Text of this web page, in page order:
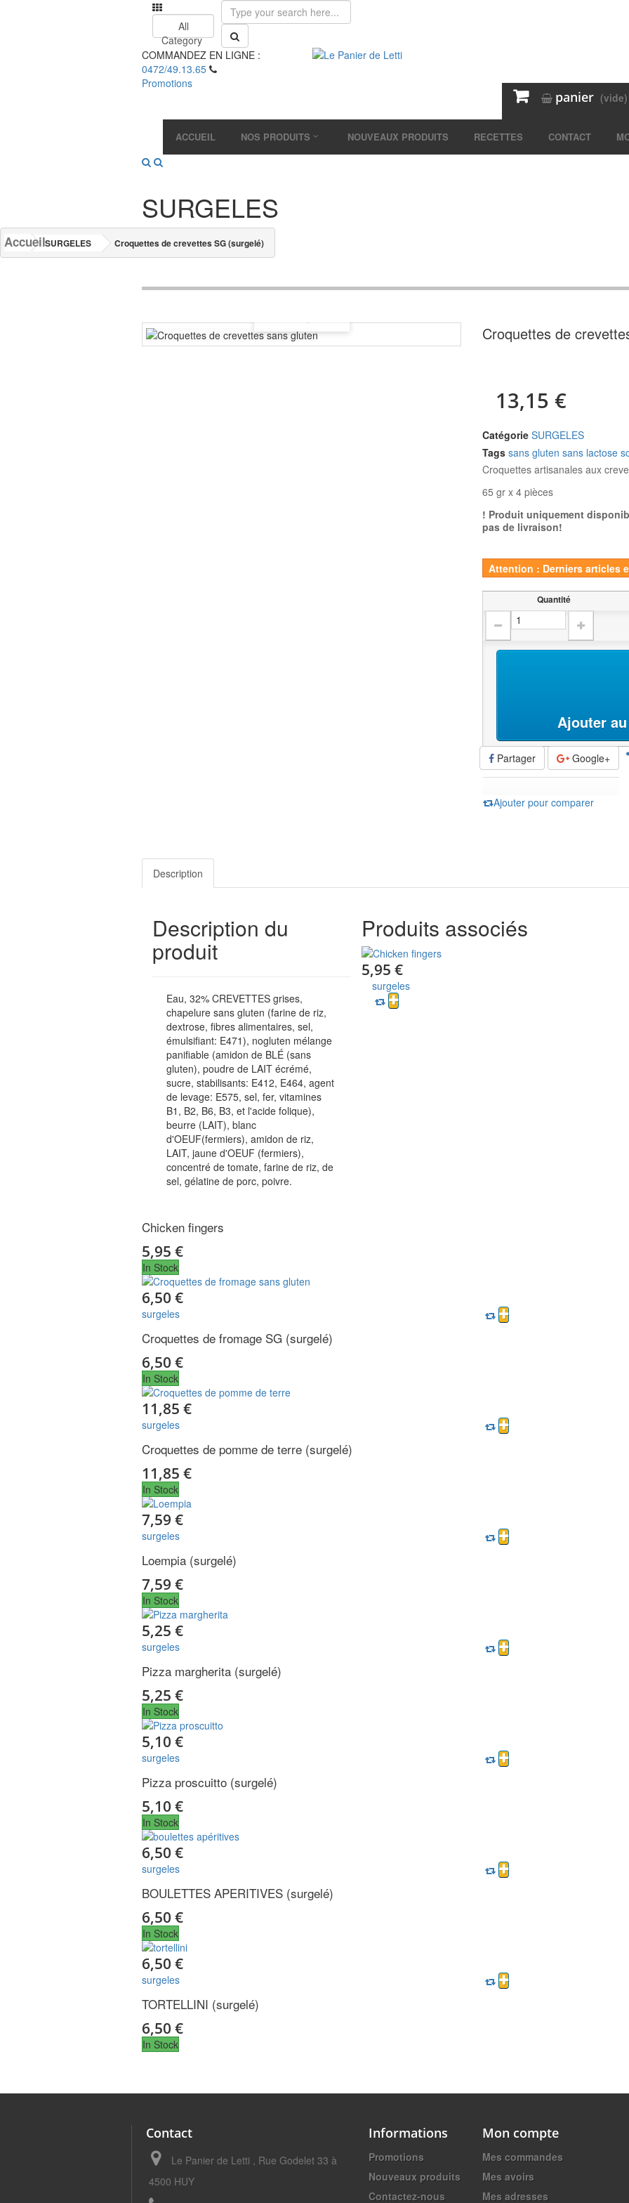
All
Category
COMMANDEZ EN LIGNE :
0472/49.13.65
Promotions
panier (vide)
ACCUEIL NOS PRODUITS NOUVEAUX PRODUITS RECETTES CONTACT
SURGELES
AccueilSURGELES Croquettes de crevettes SG (surgelé)
Croquettes de
13,15 €
Catégorie SURGELES
Tags sans gluten sans lactose
Croquettes artisanales aux
65 gr x 4 pièces
! Produit uniquement
pas de livraison!
Attention : Derniers articles
Quantité
Ajouter
Partager Google+
Ajouter pour comparer
Description
Description du
produit
Eau, 32% CREVETTES grises,
chapelure sans gluten (farine de riz,
dextrose, fibres alimentaires, sel,
émulsifiant: E471), nogluten mélange
panifiable (amidon de BLÉ (sans
gluten), poudre de LAIT écrémé,
sucre, stabilisants: E412, E464, agent
de levage: E575, sel, fer, vitamines
B1, B2, B6, B3, et l'acide folique),
beurre (LAIT), blanc
d'OEUF(fermiers), amidon de riz,
LAIT, jaune d'OEUF (fermiers),
concentré de tomate, farine de riz, de
sel, gélatine de porc, poivre.
Produits associés
5,95 €
surgeles
Chicken fingers
5,95 €
In Stock
6,50 €
surgeles
Croquettes de fromage SG (surgelé)
6,50 €
In Stock
11,85 €
surgeles
Croquettes de pomme de terre (surgelé)
11,85 €
In Stock
7,59 €
surgeles
Loempia (surgelé)
7,59 €
In Stock
5,25 €
surgeles
Pizza margherita (surgelé)
5,25 €
In Stock
5,10 €
surgeles
Pizza proscuitto (surgelé)
5,10 €
In Stock
6,50 €
surgeles
BOULETTES APERITIVES (surgelé)
6,50 €
In Stock
6,50 €
surgeles
TORTELLINI (surgelé)
6,50 €
In Stock
Contact
Le Panier de Letti , Rue Godelet 33 à
4500 HUY
Informations
Promotions
Nouveaux produits
Contactez-nous
Mon compte
Mes commandes
Mes avoirs
Mes adresses